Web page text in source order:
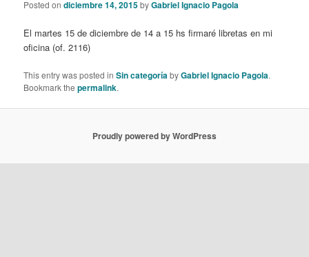
Posted ondiciembre 14, 2015byGabriel Ignacio Pagola
El martes 15 de diciembre de 14 a 15 hs firmaré libretas en mi
oficina (of. 2116)
This entry was posted inSin categoríabyGabriel Ignacio Pagola.
Bookmark thepermalink.
Proudly powered by WordPress